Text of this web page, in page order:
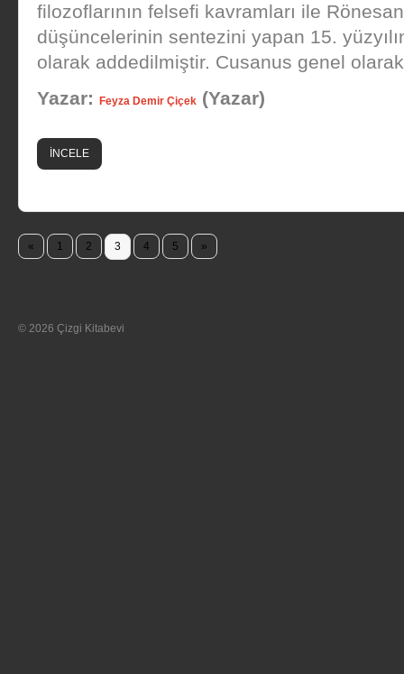
filozoflarının felsefi kavramları ile
düşüncelerinin sentezini yapan 15.
olarak addedilmiştir. Cusanus genel
Yazar:
Feyza Demir Çiçek (Yazar)
İNCELE
« 1 2 3 4 5 »
© 2026 Çizgi Kitabevi